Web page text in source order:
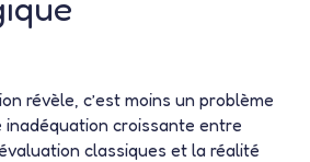
révèle, c’est moins un problème
inadéquation croissante entre
classiques et la réalité